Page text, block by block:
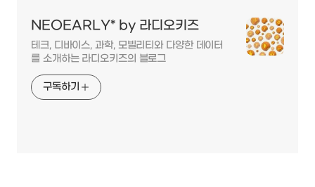
NEOEARLY* by 라디오키즈
테크, 디바이스, 과학, 모빌리티와 다양한 데이터
를 소개하는 라디오키즈의 블로그
구독하기